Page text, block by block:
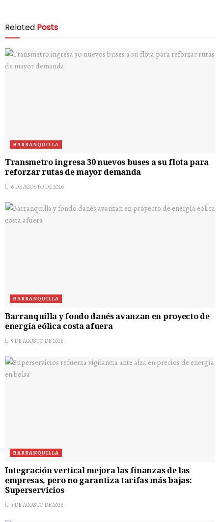
Related Posts
BARRANQUILLA
Transmetro ingresa 30 nuevos buses a su flota para
reforzar rutas de mayor demanda
6 DE AGOSTO DE 2026
BARRANQUILLA
Barranquilla y fondo danés avanzan en proyecto de
energía eólica costa afuera
5 DE AGOSTO DE 2026
BARRANQUILLA
Integración vertical mejora las finanzas de las
empresas, pero no garantiza tarifas más bajas:
Superservicios
4 DE AGOSTO DE 2026